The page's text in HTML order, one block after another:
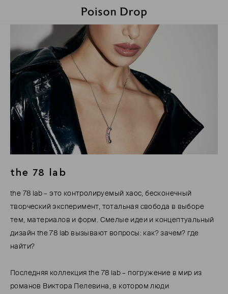
the 78 lab
the 78 lab – это контролируемый хаос, бесконечный
творческий эксперимент, тотальная свобода в выборе
тем, материалов и форм. Смелые идеи и концептуальный
дизайн the 78 lab вызывают вопросы: как? зачем? где
найти?
Последняя коллекция the 78 lab – погружение в мир из
романов Виктора Пелевина, в котором люди